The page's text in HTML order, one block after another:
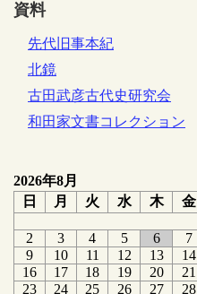
資料
先代旧事本紀
北鏡
古田武彦古代史研究会
和田家文書コレクション
2026年8月
日
月 火 水 木 金
2
3 4 5 6 7
9
10 11 12 13 14
16
17 18 19 20 21
23
24 25 26 27 28